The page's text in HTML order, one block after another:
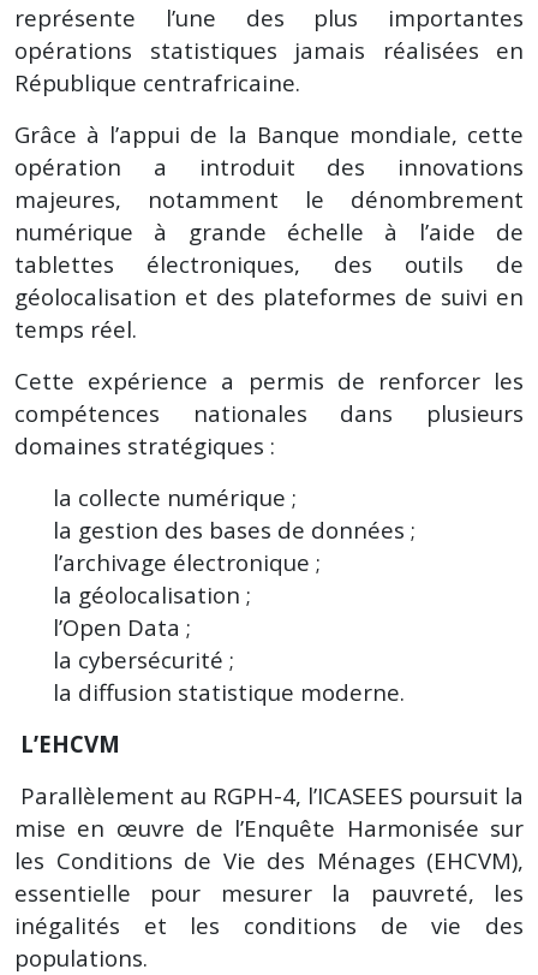
représente l’une des plus importantes
opérations statistiques jamais réalisées en
République centrafricaine.
Grâce à l’appui de la Banque mondiale, cette
opération a introduit des innovations
majeures, notamment le dénombrement
numérique à grande échelle à l’aide de
tablettes électroniques, des outils de
géolocalisation et des plateformes de suivi en
temps réel.
Cette expérience a permis de renforcer les
compétences nationales dans plusieurs
domaines stratégiques :
la collecte numérique ;
la gestion des bases de données ;
l’archivage électronique ;
la géolocalisation ;
l’Open Data ;
la cybersécurité ;
la diffusion statistique moderne.
L’EHCVM
Parallèlement au RGPH-4, l’ICASEES poursuit la
mise en œuvre de l’Enquête Harmonisée sur
les Conditions de Vie des Ménages (EHCVM),
essentielle pour mesurer la pauvreté, les
inégalités et les conditions de vie des
populations.